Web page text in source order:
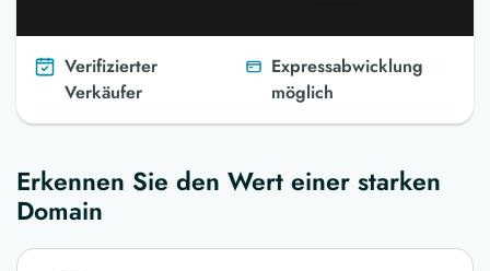
Verifizierter
Verkäufer
Expressabwicklung
möglich
Erkennen Sie den Wert einer starken
Domain